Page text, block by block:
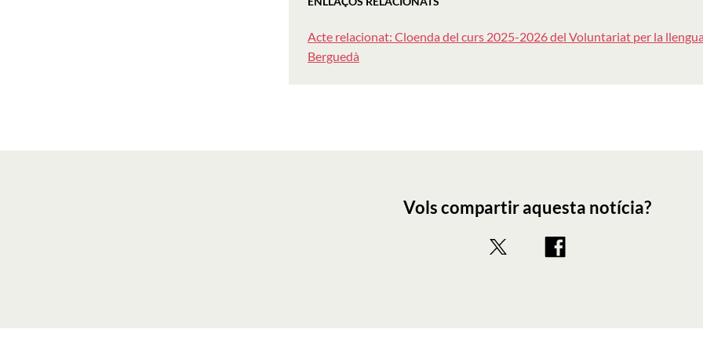
Acte relacionat: Cloenda del curs 2025-2026 del Voluntariat per la
Berguedà
Vols compartir aquesta notícia?